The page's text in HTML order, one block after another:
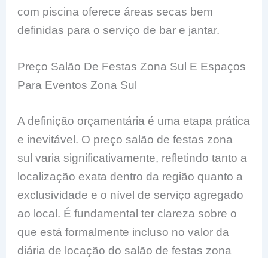
com piscina oferece áreas secas bem
definidas para o serviço de bar e jantar.
Preço Salão De Festas Zona Sul E Espaços
Para Eventos Zona Sul
A definição orçamentária é uma etapa prática
e inevitável. O preço salão de festas zona
sul varia significativamente, refletindo tanto a
localização exata dentro da região quanto a
exclusividade e o nível de serviço agregado
ao local. É fundamental ter clareza sobre o
que está formalmente incluso no valor da
diária de locação do salão de festas zona